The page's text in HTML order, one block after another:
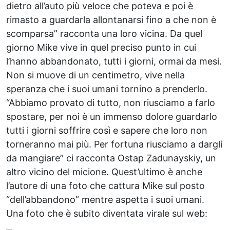
dietro all’auto più veloce che poteva e poi è
rimasto a guardarla allontanarsi fino a che non è
scomparsa” racconta una loro vicina. Da quel
giorno Mike vive in quel preciso punto in cui
l’hanno abbandonato, tutti i giorni, ormai da mesi.
Non si muove di un centimetro, vive nella
speranza che i suoi umani tornino a prenderlo.
“Abbiamo provato di tutto, non riusciamo a farlo
spostare, per noi è un immenso dolore guardarlo
tutti i giorni soffrire così e sapere che loro non
torneranno mai più. Per fortuna riusciamo a dargli
da mangiare” ci racconta Ostap Zadunayskiy, un
altro vicino del micione. Quest’ultimo è anche
l’autore di una foto che cattura Mike sul posto
“dell’abbandono” mentre aspetta i suoi umani.
Una foto che è subito diventata virale sul web: